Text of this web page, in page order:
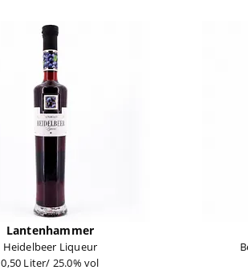
Lantenhammer
Heidelbeer Liqueur
0,50 Liter/ 25.0% vol